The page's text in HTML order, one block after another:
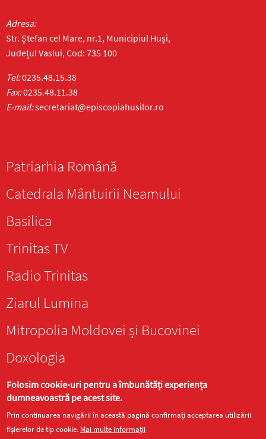
Adresa:
Str. Ștefan cel Mare, nr.1, Municipiul Huși,
Județul Vaslui, Cod: 735 100
Tel:0235.48.15.38
Fax:0235.48.11.38
E-mail:secretariat@episcopiahusilor.ro
Patriarhia Română
Catedrala Mântuirii Neamului
Basilica
Trinitas TV
Radio Trinitas
Ziarul Lumina
Mitropolia Moldovei și Bucovinei
Doxologia
Site realizat deDOXOLOGIA MEDIA
Folosim cookie-uri pentru a îmbunătăți experiența
dumneavoastră pe acest site.
Prin continuarea navigării în această pagină confirmați acceptarea utilizării
fișierelor de tip cookie. Mai multe informații